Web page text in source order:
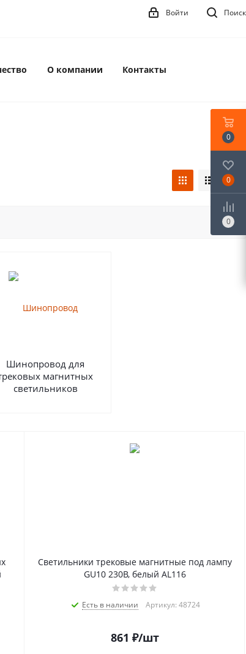
Поиск
Войти
О компании Контакты
Шинопровод для
магнитных
светильников
Светильники трековые магнитные под лампу
GU10 230В, белый AL116
Есть в наличии Артикул: 48724
861 ₽/шт
0
0
0